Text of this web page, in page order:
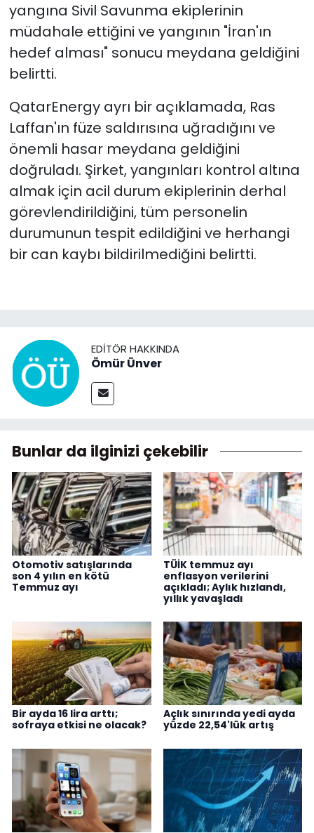
yangına Sivil Savunma ekiplerinin
müdahale ettiğini ve yangının "İran'ın
hedef alması" sonucu meydana geldiğini
belirtti.
QatarEnergy ayrı bir açıklamada, Ras
Laffan'ın füze saldırısına uğradığını ve
önemli hasar meydana geldiğini
doğruladı. Şirket, yangınları kontrol altına
almak için acil durum ekiplerinin derhal
görevlendirildiğini, tüm personelin
durumunun tespit edildiğini ve herhangi
bir can kaybı bildirilmediğini belirtti.
EDITÖR HAKKINDA
Ömür Ünver
Bunlar da ilginizi çekebilir
Otomotiv satışlarında
son 4 yılın en kötü
Temmuz ayı
TÜİK temmuz ayı
enflasyon verilerini
açıkladı; Aylık hızlandı,
yıllık yavaşladı
Bir ayda 16 lira arttı;
sofraya etkisi ne olacak?
Açlık sınırında yedi ayda
yüzde 22,54'lük artış